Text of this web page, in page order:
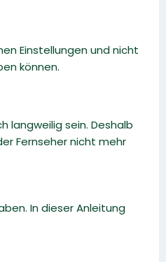
Einstellungen und nicht
können.
langweilig sein. Deshalb
Fernseher nicht mehr
In dieser Anleitung